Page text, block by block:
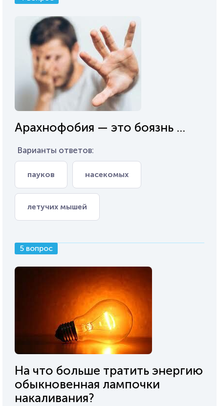
Арахнофобия — это боязнь ...
Варианты ответов:
пауков насекомых
летучих мышей
5 вопрос
На что больше тратить энергию
обыкновенная лампочки
накаливания?